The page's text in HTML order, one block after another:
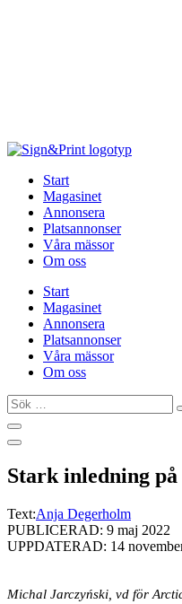
Start
Magasinet
Annonsera
Platsannonser
Våra mässor
Om oss
Start
Magasinet
Annonsera
Platsannonser
Våra mässor
Om oss
Sök
…
Stark inledning
Text:Anja Degerholm
PUBLICERAD: 9 maj 2022
UPPDATERAD: 14
Michal Jarczyński, vd för